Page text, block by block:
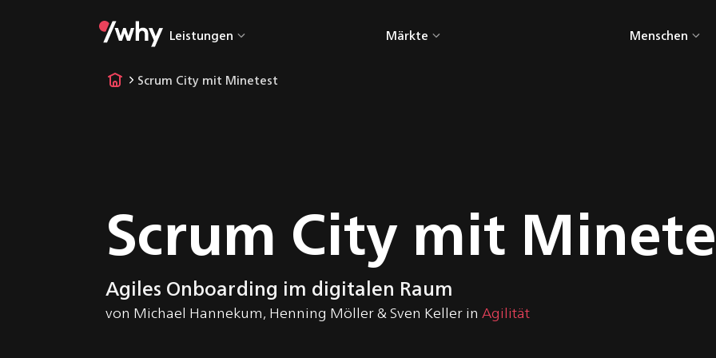
Leistungen
UX & UI Design
Desktop-
Entwicklung
Workshops &
Märkte
Gebäudetechnik
HealthTech
Menschen
Scrum City mit Minetest
Scrum City mit
Agiles Onboarding im digitalen Raum
von Michael Hannekum, Henning Möller&Sven Keller in Agilität